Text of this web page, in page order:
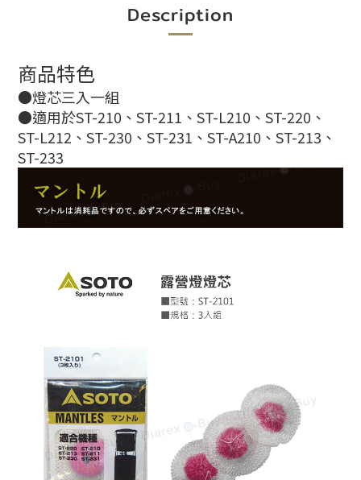
Description
商品特色
●燈芯三入一組
●適用於ST-210、ST-211、ST-L210、ST-220、
ST-L212、ST-230、ST-231、ST-A210、ST-213、
ST-233